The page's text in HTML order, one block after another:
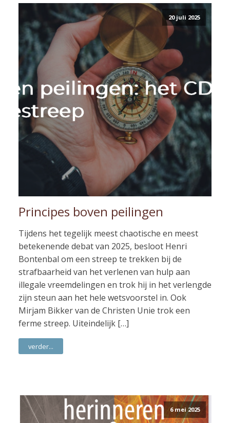
20 juli 2025
Principes boven peilingen
Tijdens het tegelijk meest chaotische en meest
betekenende debat van 2025, besloot Henri
Bontenbal om een streep te trekken bij de
strafbaarheid van het verlenen van hulp aan
illegale vreemdelingen en trok hij in het verlengde
zijn steun aan het hele wetsvoorstel in. Ook
Mirjam Bikker van de Christen Unie trok een
ferme streep. Uiteindelijk […]
verder...
6 mei 2025